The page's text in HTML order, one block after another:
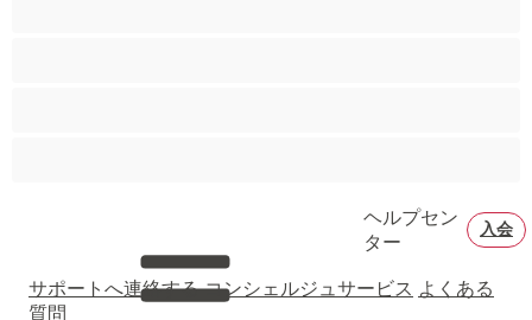
ヘルプセン
ター
入会
サポートへ連絡する コンシェルジュサービス よくある
質問